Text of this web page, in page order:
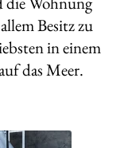
Besitz zu
in einem
das Meer.